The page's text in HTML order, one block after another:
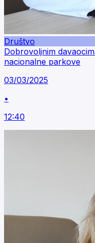
Društvo
Dobrovoljnim
nacionalne parkove
03/03/2025
•
12:40